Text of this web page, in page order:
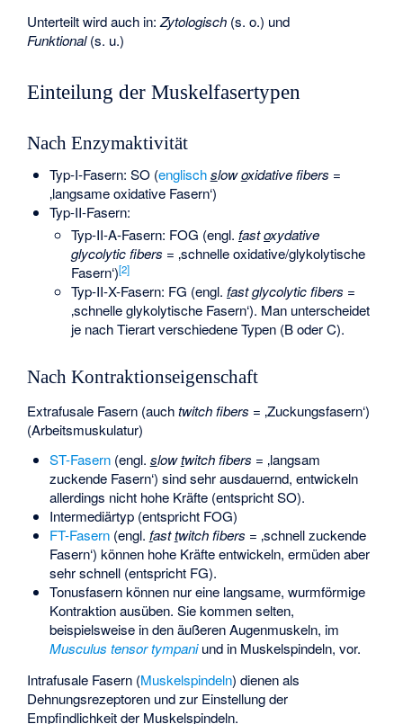
Unterteilt wird auch in:Zytologisch (s. o.) und
Funktional(s. u.)
Einteilung der Muskelfasertypen
Nach Enzymaktivität
Typ-I-Fasern: SO (englisch slowoxidative fibers =
‚langsame oxidative Fasern‘)
Typ-II-Fasern:
Typ-II-A-Fasern: FOG (engl.fastoxydative
glycolytic fibers = ‚schnelle oxidative/glykolytische
Fasern‘)[2]
Typ-II-X-Fasern: FG (engl.fastglycolytic fibers =
‚schnelle glykolytische Fasern‘). Man unterscheidet
je nach Tierart verschiedene Typen (B oder C).
Nach Kontraktionseigenschaft
Extrafusale Fasern (auchtwitch fibers = ‚Zuckungsfasern‘)
(Arbeitsmuskulatur)
ST-Fasern(engl. slowtwitch fibers = ‚langsam
zuckende Fasern‘) sind sehr ausdauernd, entwickeln
allerdings nicht hohe Kräfte (entspricht SO).
Intermediärtyp (entspricht FOG)
FT-Fasern(engl. fasttwitch fibers = ‚schnell zuckende
Fasern‘) können hohe Kräfte entwickeln, ermüden aber
sehr schnell (entspricht FG).
Tonusfasernkönnen nur eine langsame, wurmförmige
Kontraktion ausüben. Sie kommen selten,
beispielsweise in den äußeren Augenmuskeln, im
Musculus tensor tympaniund in Muskelspindeln, vor.
Intrafusale Fasern (Muskelspindeln) dienen als
Dehnungsrezeptoren und zur Einstellung der
Empfindlichkeit der Muskelspindeln.